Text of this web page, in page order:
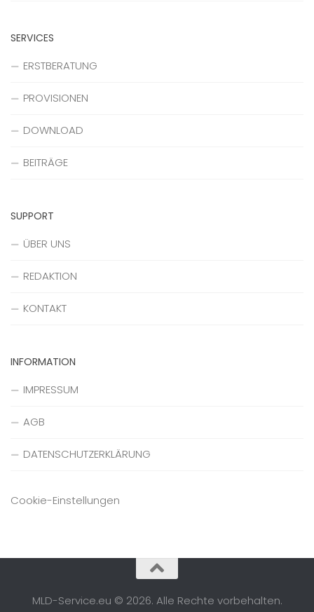
SERVICES
ERSTBERATUNG
PROVISIONEN
DOWNLOAD
BEITRÄGE
SUPPORT
ÜBER UNS
REDAKTION
KONTAKT
INFORMATION
IMPRESSUM
AGB
DATENSCHUTZERKLÄRUNG
Cookie-Einstellungen
MLD-Service.eu © 2026. Alle Rechte vorbehalten.